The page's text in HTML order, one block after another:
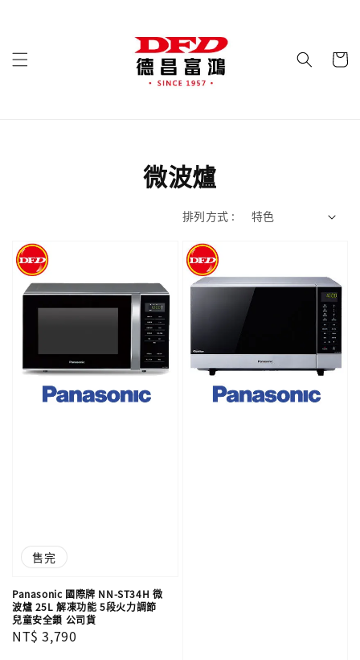
微波爐
排列方式 :
售完
Panasonic 國際牌 NN-ST34H 微
波爐 25L 解凍功能 5段火力調節
兒童安全鎖 公司貨
Regular
NT$ 3,790